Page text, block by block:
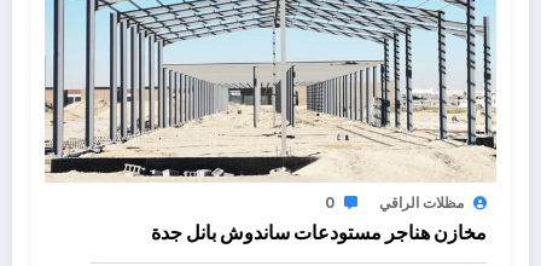
مظلات الراقي 0
مخازن هناجر مستودعات ساندوش بانل جدة